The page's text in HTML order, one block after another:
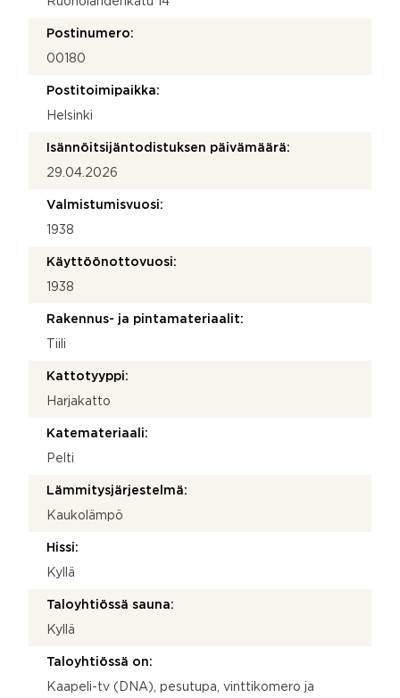
Postinumero:
00180
Postitoimipaikka:
Helsinki
Isännöitsijäntodistuksen päivämäärä:
29.04.2026
Valmistumisvuosi:
1938
Käyttöönottovuosi:
1938
Rakennus- ja pintamateriaalit:
Tiili
Kattotyyppi:
Harjakatto
Katemateriaali:
Pelti
Lämmitysjärjestelmä:
Kaukolämpö
Hissi:
Kyllä
Taloyhtiössä sauna:
Kyllä
Taloyhtiössä on:
Kaapeli-tv (DNA), pesutupa, vinttikomero ja